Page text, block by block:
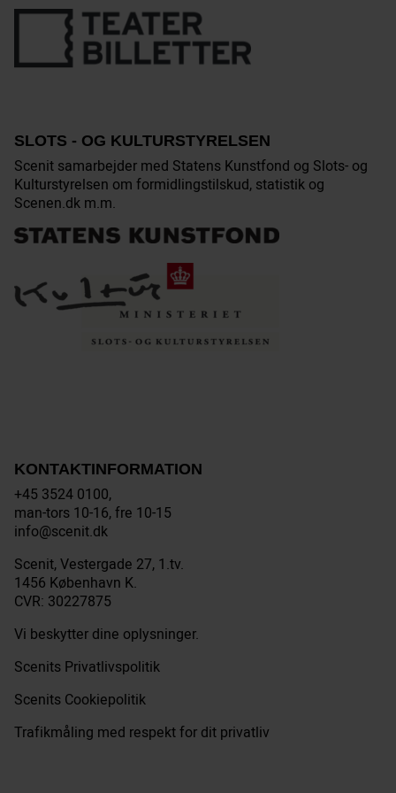
SLOTS - OG KULTURSTYRELSEN
Scenit samarbejder med Statens Kunstfond og Slots- og
Kulturstyrelsen om formidlingstilskud, statistik og
Scenen.dk m.m.
KONTAKTINFORMATION
+45 3524 0100,
man-tors 10-16, fre 10-15
info@scenit.dk
Scenit, Vestergade 27, 1.tv.
1456 København K.
CVR: 30227875
Vi beskytter dine oplysninger.
Scenits Privatlivspolitik
Scenits Cookiepolitik
Trafikmåling med respekt for dit privatliv